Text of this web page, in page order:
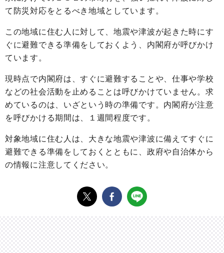
て防災対応をとるべき地域としています。
この地域に住む人に対して、地震や津波が起きた時にす
ぐに避難できる準備をしておくよう、内閣府が呼びかけ
ています。
現時点で内閣府は、すぐに避難することや、仕事や学校
などの社会活動を止めることは呼びかけていません。求
めているのは、いざという時の準備です。内閣府が注意
を呼びかける期間は、１週間程度です。
対象地域に住む人は、大きな地震や津波に備えてすぐに
避難できる準備をしておくとともに、政府や自治体から
の情報に注意してください。